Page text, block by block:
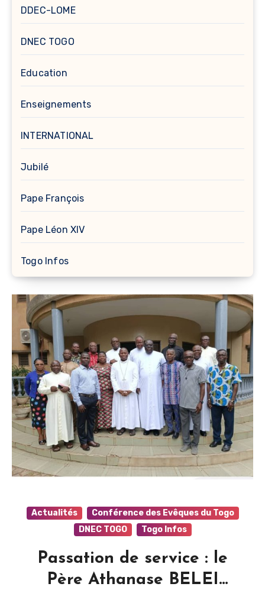
DDEC-LOME
DNEC TOGO
Education
Enseignements
INTERNATIONAL
Jubilé
Pape François
Pape Léon XIV
Togo Infos
Actualités
Conférence des Evêques du Togo
DNEC TOGO
Togo Infos
Passation de service : le
Père Athanase BELEI